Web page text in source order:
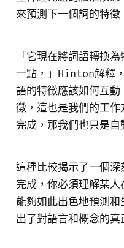
來預測下一個詞的特徵
「它現在將詞語轉換
一點，」Hinton解釋
語的特徵應該如何互
徵，這也是我們的工
完成，那我們也只是自
這種比較揭示了一個
完成，你必須理解某
能夠如此出色地預測
出了對語言和概念的真